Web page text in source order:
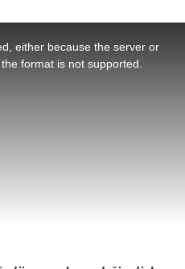
either because the server or
format is not supported.